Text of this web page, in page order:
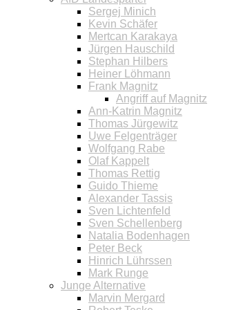
Sergej Minich
Kevin Schäfer
Mertcan Karakaya
Jürgen Hauschild
Stephan Hilbers
Heiner Löhmann
Frank Magnitz
Angriff auf Magnitz
Ann-Katrin Magnitz
Thomas Jürgewitz
Uwe Felgenträger
Wolfgang Rabe
Olaf Kappelt
Thomas Rettig
Guido Thieme
Alexander Tassis
Sven Lichtenfeld
Sven Schellenberg
Natalia Bodenhagen
Peter Beck
Hinrich Lührssen
Mark Runge
Junge Alternative
Marvin Mergard